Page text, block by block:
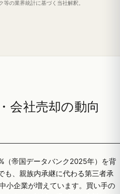
の業界統計に基づく当社解釈。
会社売却の動向
（帝国データバンク2025年）を背
も、親族内承継に代わる第三者承
小企業が増えています。買い手の